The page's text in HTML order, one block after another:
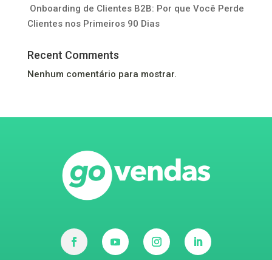
Onboarding de Clientes B2B: Por que Você Perde
Clientes nos Primeiros 90 Dias
Recent Comments
Nenhum comentário para mostrar.